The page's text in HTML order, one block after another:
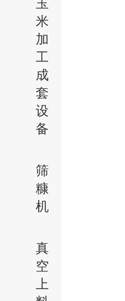
玉
米
加
工
成
套
设
备
筛
糠
机
真
空
上